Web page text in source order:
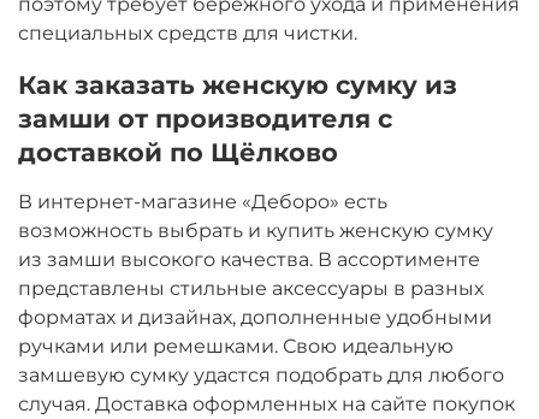
специальных средств для чистки.
Как заказать женскую сумку из
замши от производителя с
доставкой по Щёлково
В интернет-магазине «Деборо» есть
возможность выбрать и купить женскую сумку
из замши высокого качества. В ассортименте
представлены стильные аксессуары в разных
форматах и дизайнах, дополненные удобными
ручками или ремешками. Свою идеальную
замшевую сумку удастся подобрать для любого
случая. Доставка оформленных на сайте покупок